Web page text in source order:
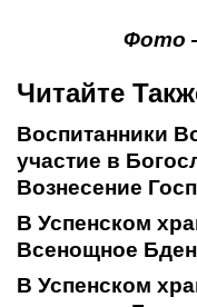
Фото
Читайте
Воспитанники
участие в
Вознесение
В Успенском
Всенощное
В Успенском